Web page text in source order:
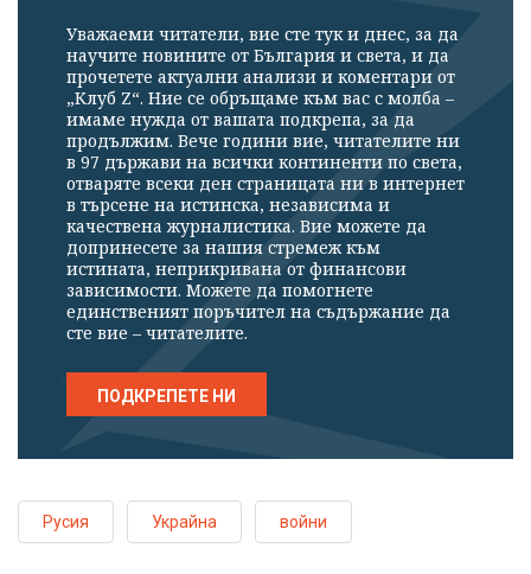
Уважаеми читатели, вие сте тук и днес, за да
научите новините от България и света, и да
прочетете актуални анализи и коментари от
„Клуб Z“. Ние се обръщаме към вас с молба –
имаме нужда от вашата подкрепа, за да
продължим. Вече години вие, читателите ни
в 97 държави на всички континенти по света,
отваряте всеки ден страницата ни в интернет
в търсене на истинска, независима и
качествена журналистика. Вие можете да
допринесете за нашия стремеж към
истината, неприкривана от финансови
зависимости. Можете да помогнете
единственият поръчител на съдържание да
сте вие – читателите.
ПОДКРЕПЕТЕ НИ
Русия Украйна войни